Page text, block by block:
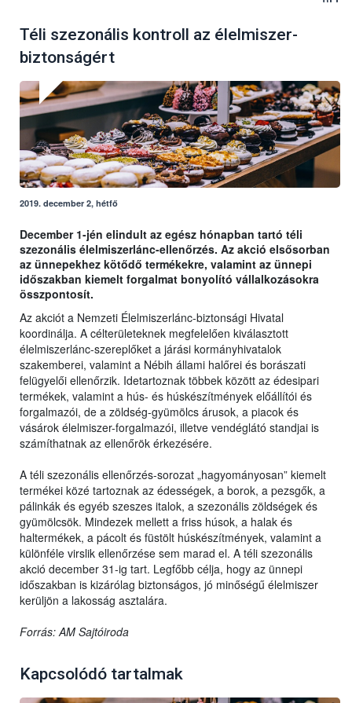
Téli szezonális kontroll az élelmiszer-
biztonságért
2019. december 2, hétfő
December 1-jén elindult az egész hónapban tartó téli
szezonális élelmiszerlánc-ellenőrzés. Az akció elsősorban
az ünnepekhez kötődő termékekre, valamint az ünnepi
időszakban kiemelt forgalmat bonyolító vállalkozásokra
összpontosít.
Az akciót a Nemzeti Élelmiszerlánc-biztonsági Hivatal
koordinálja. A célterületeknek megfelelően kiválasztott
élelmiszerlánc-szereplőket a járási kormányhivatalok
szakemberei, valamint a Nébih állami halőrei és borászati
felügyelői ellenőrzik. Idetartoznak többek között az édesipari
termékek, valamint a hús- és húskészítmények előállítói és
forgalmazói, de a zöldség-gyümölcs árusok, a piacok és
vásárok élelmiszer-forgalmazói, illetve vendéglátó standjai is
számíthatnak az ellenőrök érkezésére.
A téli szezonális ellenőrzés-sorozat „hagyományosan” kiemelt
termékei közé tartoznak az édességek, a borok, a pezsgők, a
pálinkák és egyéb szeszes italok, a szezonális zöldségek és
gyümölcsök. Mindezek mellett a friss húsok, a halak és
haltermékek, a pácolt és füstölt húskészítmények, valamint a
különféle virslik ellenőrzése sem marad el. A téli szezonális
akció december 31-ig tart. Legfőbb célja, hogy az ünnepi
időszakban is kizárólag biztonságos, jó minőségű élelmiszer
kerüljön a lakosság asztalára.
Forrás: AM Sajtóiroda
Kapcsolódó tartalmak